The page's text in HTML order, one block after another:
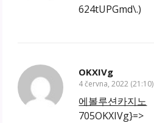
624tUPGmd\.)
OKXIVg
4 června, 2022 (21:10)
에볼루션카지노
705OKXIVg}=>